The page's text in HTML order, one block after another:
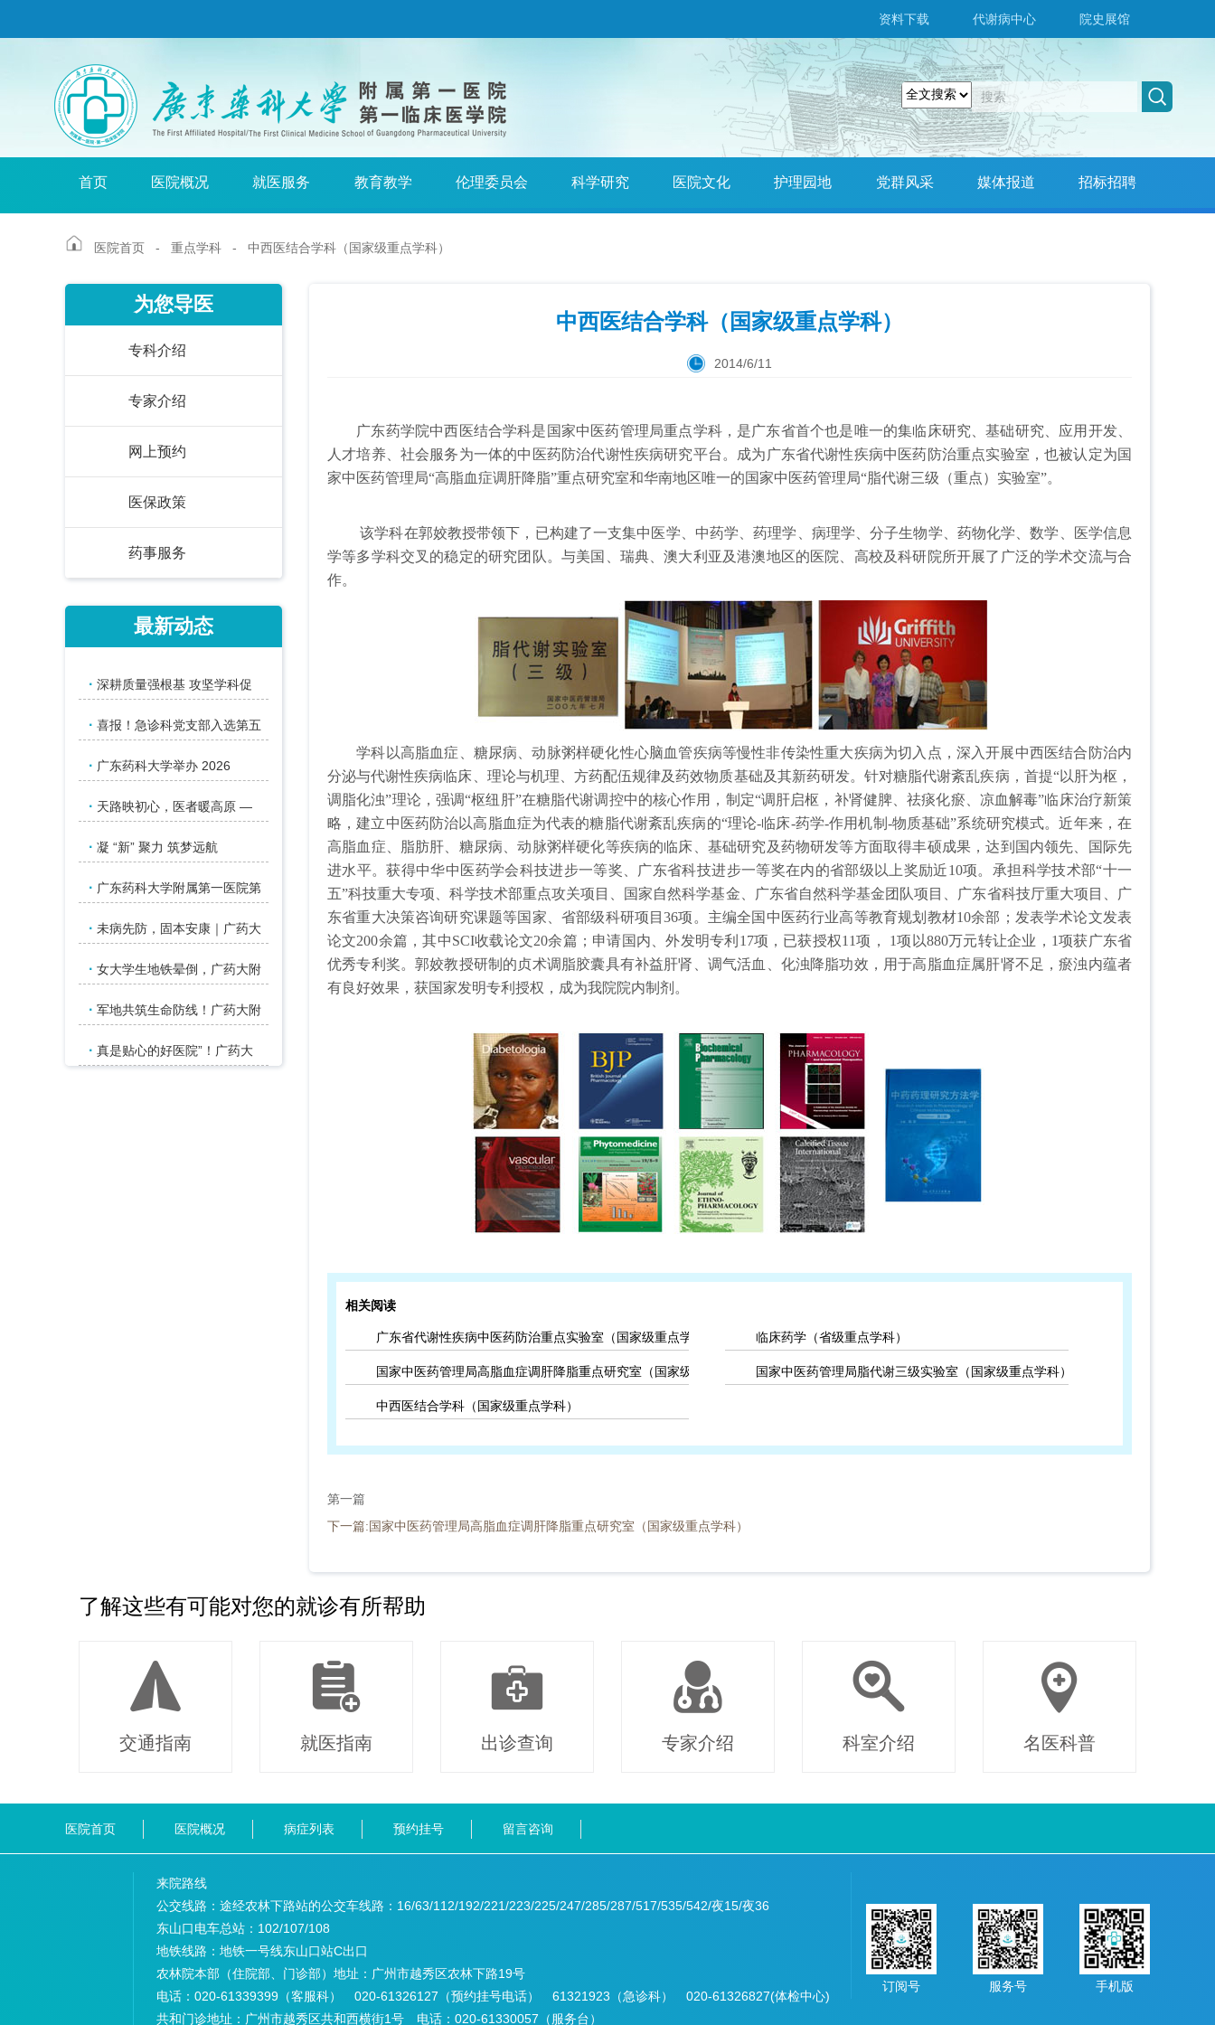
资料下载 代谢病中心 院史展馆
首页 医院概况 就医服务 教育教学 伦理委员会 科学研究 医院文化 护理园地 党群风采 媒体报道 招标招聘
医院首页 - 重点学科 - 中西医结合学科（国家级重点学科）
中西医结合学科（国家级重点学科）
2014/6/11
广东药学院中西医结合学科是国家中医药管理局重点学科，是广东省首个也是唯一的集临床研究、基础研究、应用开发、
人才培养、社会服务为一体的中医药防治代谢性疾病研究平台。成为广东省代谢性疾病中医药防治重点实验室，也被认定为国
家中医药管理局“高脂血症调肝降脂”重点研究室和华南地区唯一的国家中医药管理局“脂代谢三级（重点）实验室”。
该学科在郭姣教授带领下，已构建了一支集中医学、中药学、药理学、病理学、分子生物学、药物化学、数学、医学信息
学等多学科交叉的稳定的研究团队。与美国、瑞典、澳大利亚及港澳地区的医院、高校及科研院所开展了广泛的学术交流与合
作。
学科以高脂血症、糖尿病、动脉粥样硬化性心脑血管疾病等慢性非传染性重大疾病为切入点，深入开展中西医结合防治内
分泌与代谢性疾病临床、理论与机理、方药配伍规律及药效物质基础及其新药研发。针对糖脂代谢紊乱疾病，首提“以肝为枢，
调脂化浊”理论，强调“枢纽肝”在糖脂代谢调控中的核心作用，制定“调肝启枢，补肾健脾、祛痰化瘀、凉血解毒”临床治疗新策
略，建立中医药防治以高脂血症为代表的糖脂代谢紊乱疾病的“理论-临床-药学-作用机制-物质基础”系统研究模式。近年来，在
高脂血症、脂肪肝、糖尿病、动脉粥样硬化等疾病的临床、基础研究及药物研发等方面取得丰硕成果，达到国内领先、国际先
进水平。获得中华中医药学会科技进步一等奖、广东省科技进步一等奖在内的省部级以上奖励近10项。承担科学技术部“十一
五”科技重大专项、科学技术部重点攻关项目、国家自然科学基金、广东省自然科学基金团队项目、广东省科技厅重大项目、广
东省重大决策咨询研究课题等国家、省部级科研项目36项。主编全国中医药行业高等教育规划教材10余部；发表学术论文发表
论文200余篇，其中SCI收载论文20余篇；申请国内、外发明专利17项，已获授权11项， 1项以880万元转让企业，1项获广东省
优秀专利奖。郭姣教授研制的贞术调脂胶囊具有补益肝肾、调气活血、化浊降脂功效，用于高脂血症属肝肾不足，瘀浊内蕴者
有良好效果，获国家发明专利授权，成为我院院内制剂。
相关阅读
广东省代谢性疾病中医药防治重点实验室（国家级重点学科） 临床药学（省级重点学科）
国家中医药管理局高脂血症调肝降脂重点研究室（国家级重点学科） 国家中医药管理局脂代谢三级实验室（国家级重点学科）
中西医结合学科（国家级重点学科）
第一篇
下一篇:国家中医药管理局高脂血症调肝降脂重点研究室（国家级重点学科）
为您导医
专科介绍
专家介绍
网上预约
医保政策
药事服务
最新动态
· 深耕质量强根基 攻坚学科促
· 喜报！急诊科党支部入选第五
· 广东药科大学举办 2026
· 天路映初心，医者暖高原 —
· 凝 “新” 聚力 筑梦远航
· 广东药科大学附属第一医院第
· 未病先防，固本安康｜广药大
· 女大学生地铁晕倒，广药大附
· 军地共筑生命防线！广药大附
· 真是贴心的好医院”！广药大
了解这些有可能对您的就诊有所帮助
交通指南 就医指南 出诊查询 专家介绍 科室介绍 名医科普
医院首页 医院概况 病症列表 预约挂号 留言咨询
来院路线
公交线路：途经农林下路站的公交车线路： 16/63/112/192/221/223/225/247/285/287/517/535/542/夜15/夜36
东山口电车总站： 102/107/108
地铁线路： 地铁一号线东山口站C出口
农林院本部（住院部、门诊部）地址： 广州市越秀区农林下路19号
电话： 020-61339399（客服科） 020-61326127（预约挂号电话） 61321923（急诊科） 020-61326827(体检中心)
共和门诊地址： 广州市越秀区共和西横街1号 电话：020-61330057（服务台）
订阅号 服务号 手机版